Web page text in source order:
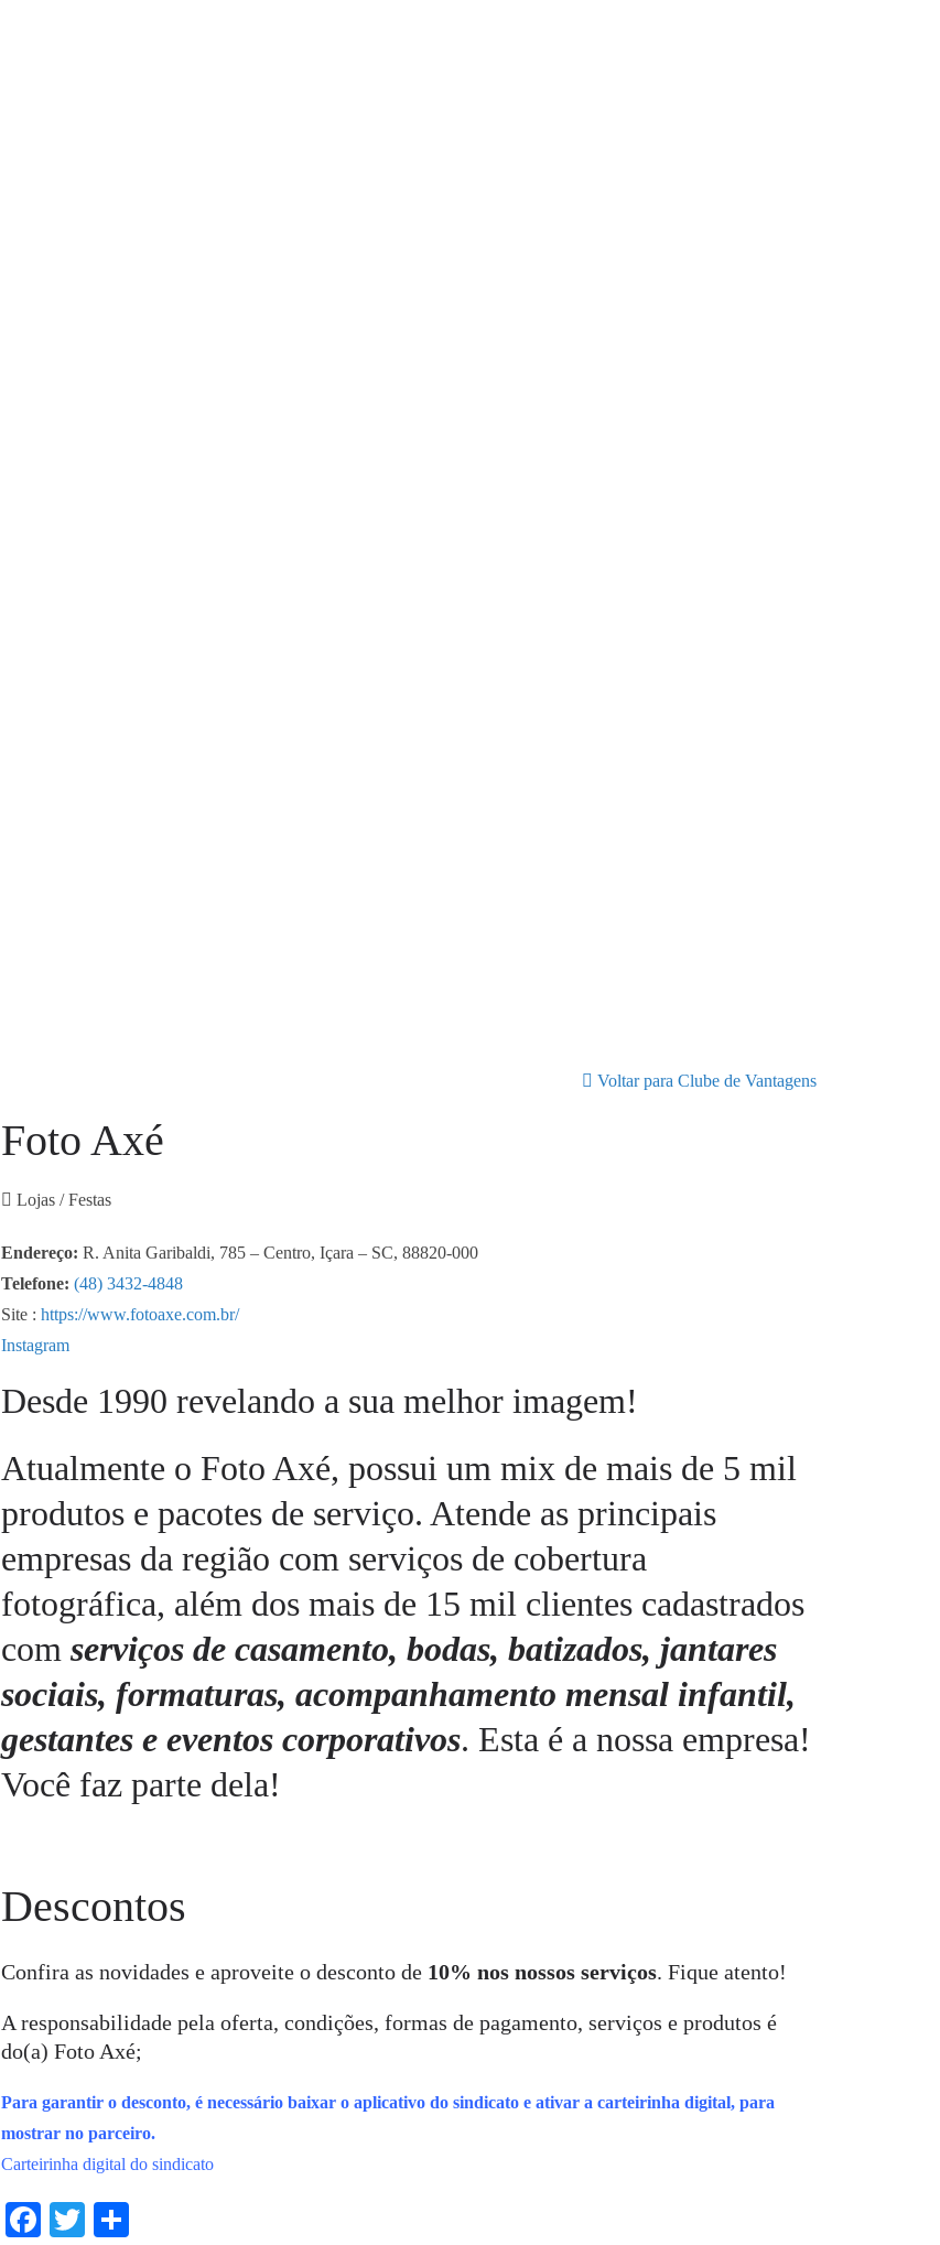
Voltar para Clube de Vantagens
Foto Axé
Lojas / Festas
Endereço: R. Anita Garibaldi, 785 – Centro, Içara – SC, 88820-000
Telefone: (48) 3432-4848
Site : https://www.fotoaxe.com.br/
Instagram
Desde 1990 revelando a sua melhor imagem!
Atualmente o Foto Axé, possui um mix de mais de 5 mil
produtos e pacotes de serviço. Atende as principais
empresas da região com serviços de cobertura
fotográfica, além dos mais de 15 mil clientes cadastrados
com serviços de casamento, bodas, batizados, jantares
sociais, formaturas, acompanhamento mensal infantil,
gestantes e eventos corporativos. Esta é a nossa empresa!
Você faz parte dela!
Descontos
Confira as novidades e aproveite o desconto de 10% nos nossos serviços. Fique atento!
A responsabilidade pela oferta, condições, formas de pagamento, serviços e produtos é
do(a) Foto Axé;
Para garantir o desconto, é necessário baixar o aplicativo do sindicato e ativar a carteirinha digital, para
mostrar no parceiro.
Carteirinha digital do sindicato
Fa
T